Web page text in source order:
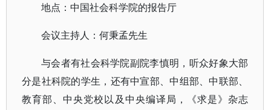
地点：中国社会科学院的报告厅
会议主持人：何秉孟先生
与会者有社会科学院副院李慎明，听众好象大部
分是社科院的学生，还有中宣部、中组部、中联部、
教育部、中央党校以及中央编译局，《求是》杂志